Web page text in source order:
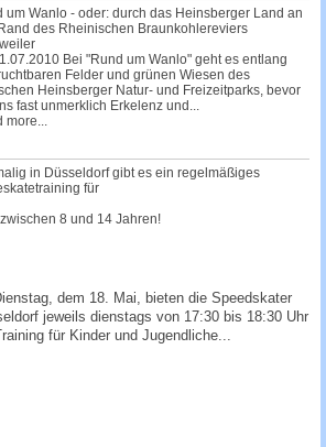
um Wanlo - oder: durch das Heinsberger Land an
des Rheinischen Braunkohlereviers
Bei "Rund um Wanlo" geht es entlang
Felder und grünen Wiesen des
Heinsberger Natur- und Freizeitparks, bevor
fast unmerklich Erkelenz und...
more...
in Düsseldorf gibt es ein regelmäßiges
für
8 und 14 Jahren!
dem 18. Mai, bieten die Speedskater
jeweils dienstags von 17:30 bis 18:30 Uhr
für Kinder und Jugendliche...